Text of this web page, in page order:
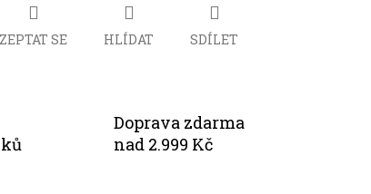
ZEPTAT SE HLÍDAT SDÍLET
Doprava zdarma
nad 2.999 Kč